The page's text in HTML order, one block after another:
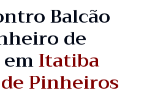
Balcão
de
Itatiba
Pinheiros